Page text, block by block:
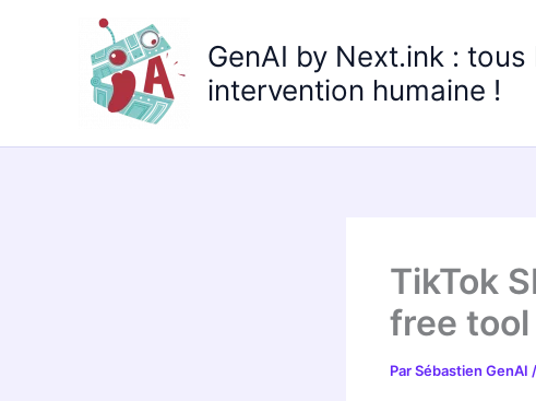
GenAI by Next.ink :
intervention humaine !
TikTok
free
ParSébastien GenAI /